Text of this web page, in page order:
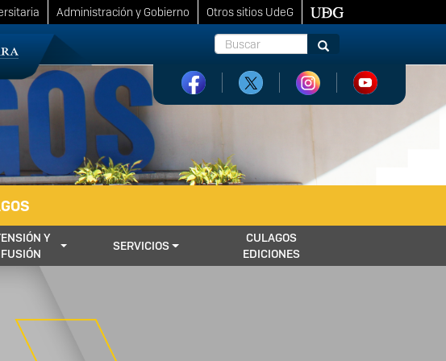
Administración y Gobierno
Otros sitios UdeG
Buscar
Buscar
Y
SERVICIOS
CULAGOS
EDICIONES